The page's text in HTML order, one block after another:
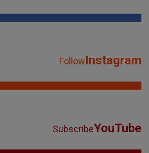
FollowInstagram
SubscribeYouTube